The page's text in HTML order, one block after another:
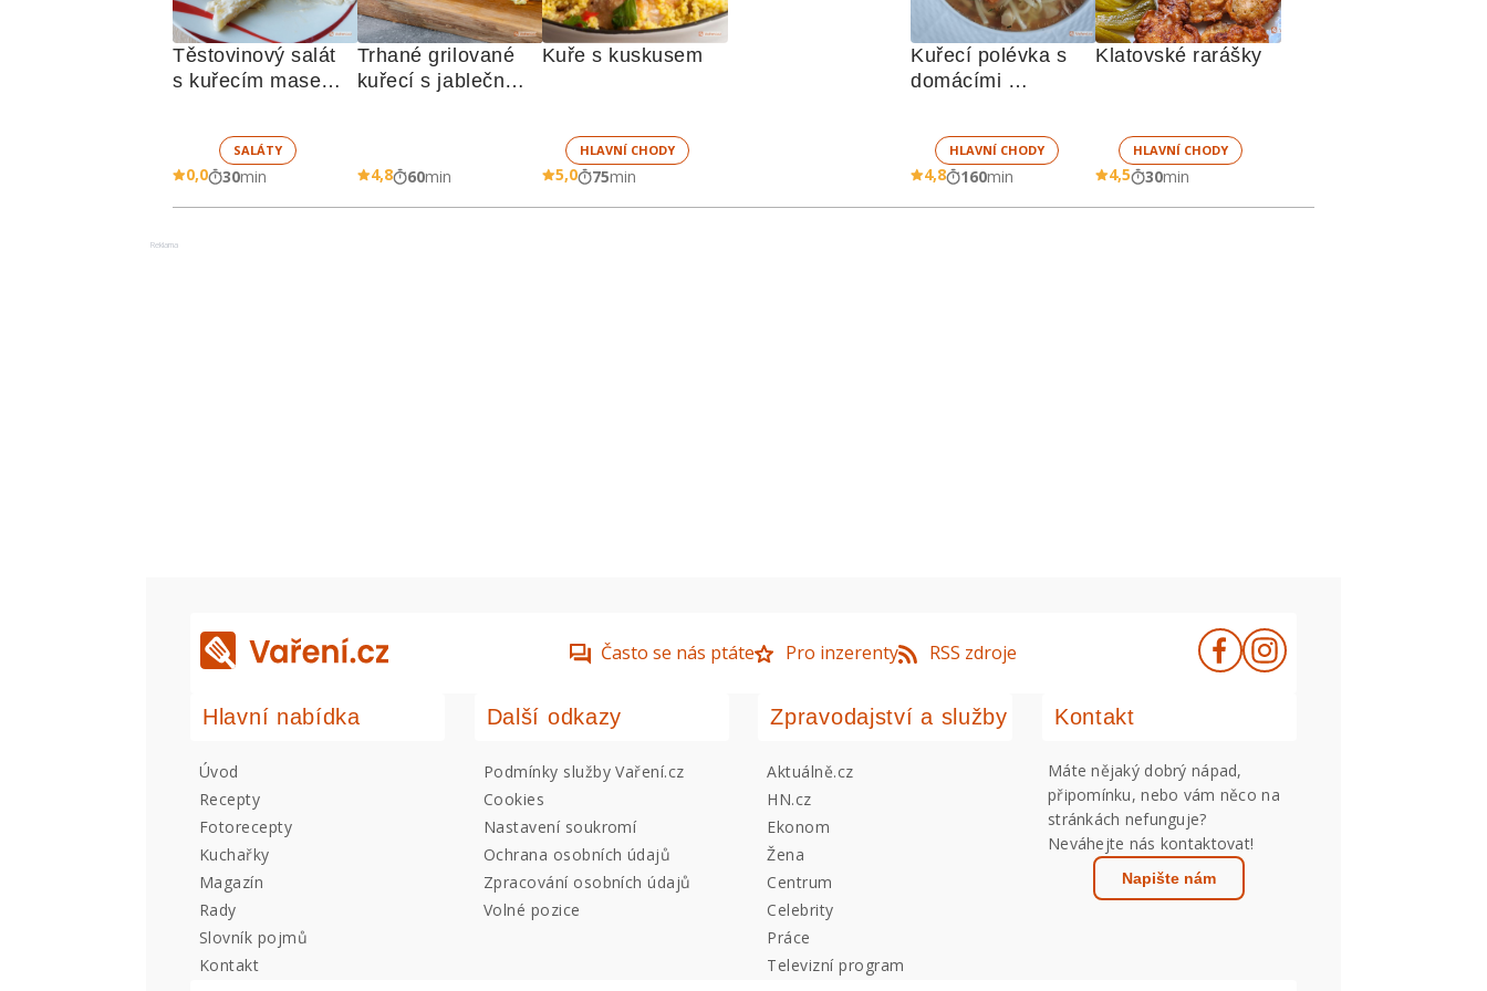
Těstovinový salát
s kuřecím masem
SALÁTY
0,0 30min
Trhané grilované
kuřecí s jablečnou
4,8 60min
Kuře s kuskusem
HLAVNÍ CHODY
5,0 75min
Kuřecí polévka s
domácími
HLAVNÍ CHODY
4,8 160min
Klatovské rarášky
HLAVNÍ CHODY
4,5 30min
Reklama
Často se nás ptáte Pro inzerenty RSS zdroje
Hlavní nabídka
Úvod
Recepty
Fotorecepty
Kuchařky
Magazín
Rady
Slovník pojmů
Kontakt
Další odkazy
Podmínky služby Vaření.cz
Cookies
Nastavení soukromí
Ochrana osobních údajů
Zpracování osobních údajů
Volné pozice
Zpravodajství a služby
Aktuálně.cz
HN.cz
Ekonom
Žena
Centrum
Celebrity
Práce
Televizní program
Kontakt
Máte nějaký dobrý nápad,
připomínku, nebo vám něco na
stránkách nefunguje?
Neváhejte nás kontaktovat!
Napište nám